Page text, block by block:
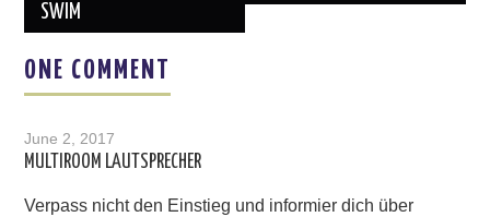
SWIM
ONE COMMENT
June 2, 2017
MULTIROOM LAUTSPRECHER
Verpass nicht den Einstieg und informier dich über